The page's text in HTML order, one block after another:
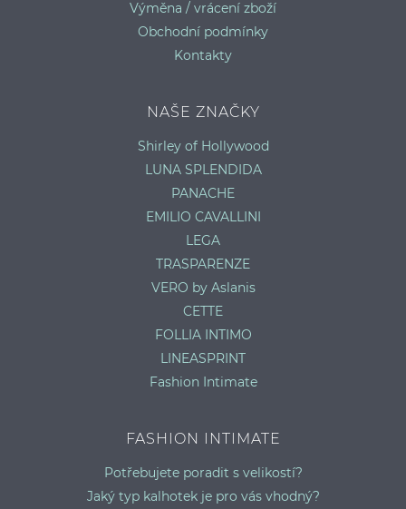
Výměna / vrácení zboží
Obchodní podmínky
Kontakty
NAŠE ZNAČKY
Shirley of Hollywood
LUNA SPLENDIDA
PANACHE
EMILIO CAVALLINI
LEGA
TRASPARENZE
VERO by Aslanis
CETTE
FOLLIA INTIMO
LINEASPRINT
Fashion Intimate
FASHION INTIMATE
Potřebujete poradit s velikostí?
Jaký typ kalhotek je pro vás vhodný?